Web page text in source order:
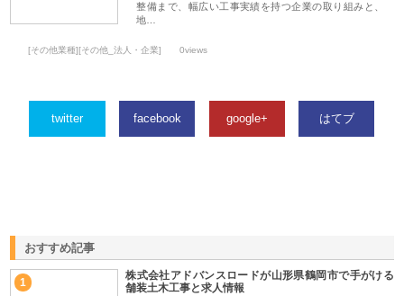
整備まで、幅広い工事実績を持つ企業の取り組みと、
地…
[その他業種][その他_法人・企業] 0views
twitter facebook google+ はてブ
おすすめ記事
1
株式会社アドバンスロードが山形県鶴岡市で手がける
舗装土木工事と求人情報